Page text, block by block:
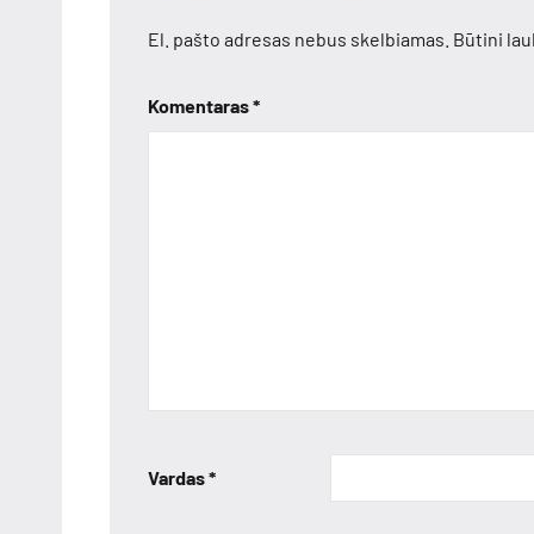
El. pašto adresas nebus skelbiamas. Būtini
Komentaras*
Vardas*